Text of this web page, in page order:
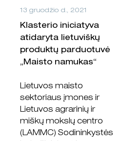
13 gruodžio d., 2021
Klasterio iniciatyva
atidaryta lietuviškų
produktų parduotuvė
„Maisto namukas“
Lietuvos maisto
sektoriaus įmones ir
Lietuvos agrarinių ir
miškų mokslų centro
(LAMMC) Sodininkystės